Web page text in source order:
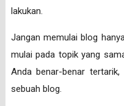
lakukan.
Jangan memulai blog
mulai pada topik yang
Anda benar-benar
sebuah blog.